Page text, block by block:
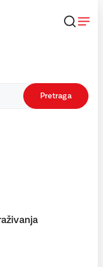
Pretraga